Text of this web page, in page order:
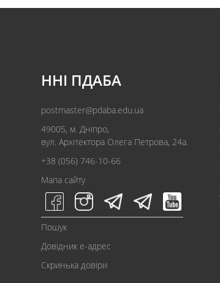
ННІ ПДАБА
postmaster@pdaba.edu.ua
49005, м. Дніпро,
вул. Архітектора Олега Петрова, 24а.
+38 (056) 746-10-66
Мапа сайту
Пошук
Довідник e-адрес
Скринька довіри